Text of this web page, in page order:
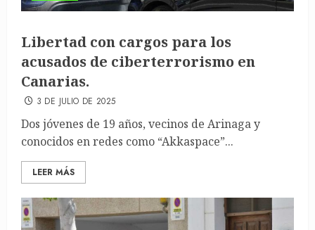
Libertad con cargos para los
acusados de ciberterrorismo en
Canarias.
3 DE JULIO DE 2025
Dos jóvenes de 19 años, vecinos de Arinaga y
conocidos en redes como “Akkaspace”...
LEER MÁS